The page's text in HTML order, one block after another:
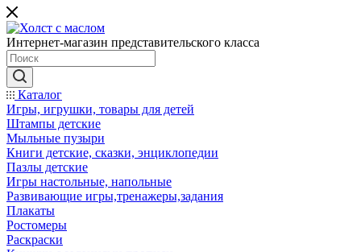
Интернет-магазин представительского класса
Каталог
Игры, игрушки, товары для детей
Штампы детские
Мыльные пузыри
Книги детские, сказки, энциклопедии
Пазлы детские
Игры настольные, напольные
Развивающие игры,тренажеры,задания
Плакаты
Ростомеры
Раскраски